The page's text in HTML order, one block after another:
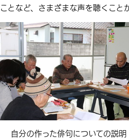
ことなど、さまざまな声を聴くこと
自分の作った俳句についての説明